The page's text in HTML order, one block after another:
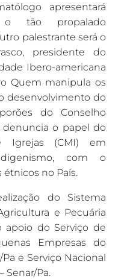
apresentará
tão propalado
palestrante será o
presidente do
Ibero-americana
Quem manipula os
desenvolvimento do
do Conselho
denuncia o papel do
Igrejas (CMI) em
com o
no País.
do Sistema
e Pecuária
apoio do Serviço de
Empresas do
e Serviço Nacional
Senar/Pa.